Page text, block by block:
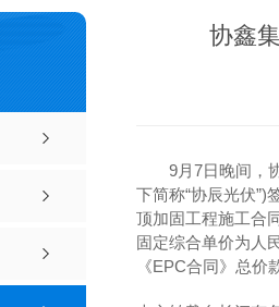
协鑫
9月7日晚间，协
下简称“协辰光伏”)
顶加固工程施工合
固定综合单价为人
《EPC合同》总价